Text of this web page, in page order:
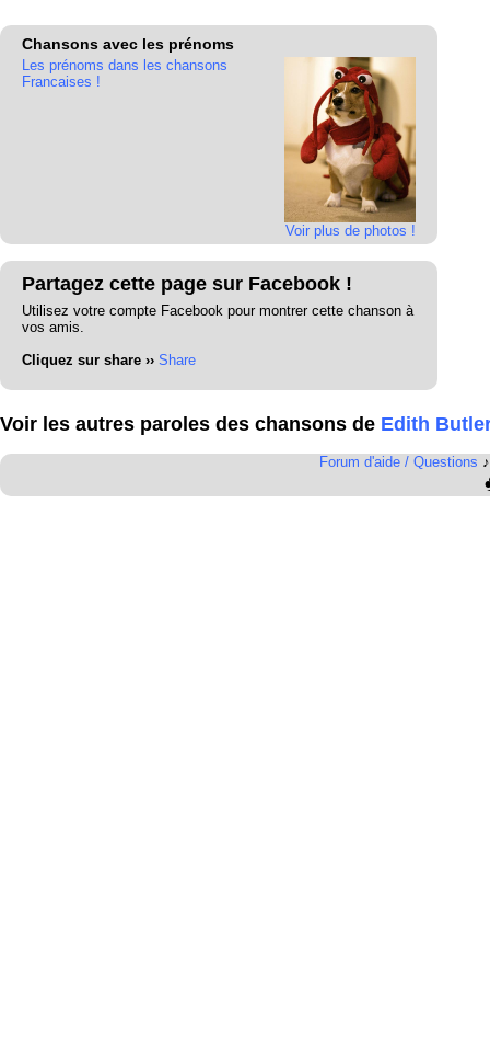
Chansons avec les prénoms
Voir plus de photos !
Les prénoms dans les chansons
Francaises !
Partagez cette page sur Facebook !
Utilisez votre compte Facebook pour montrer cette chanson à
vos amis.
Cliquez sur share ›› Share
Voir les autres paroles des chansons de Edith
Forum d'aide / Questions